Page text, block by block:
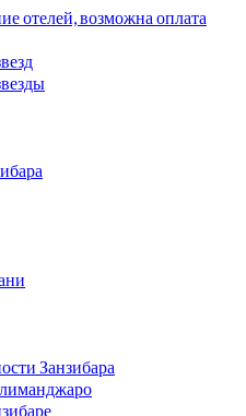
отелей, возможна оплата
Занзибара